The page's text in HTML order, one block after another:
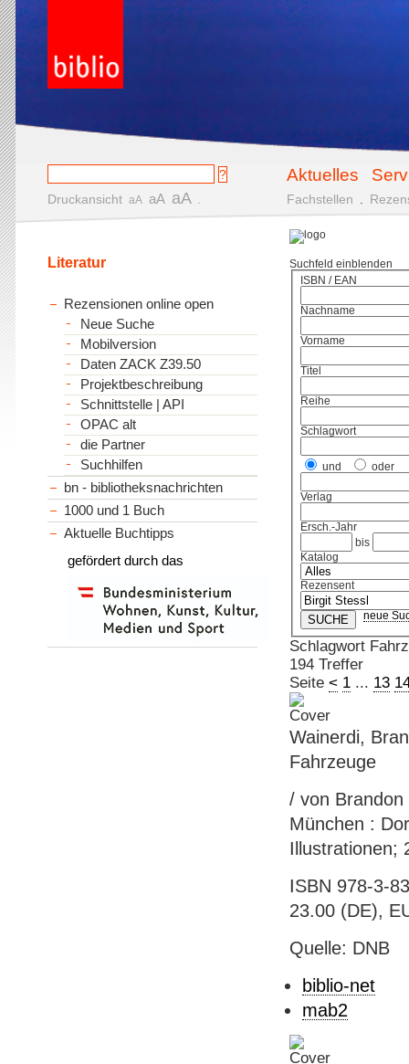
Aktuelles
Druckansicht aA aA aA Fachstellen
Suchfeld einblenden
ISBN / EAN
Nachname
Vorname
Titel
Reihe
Schlagwort
und oder
Verlag
Ersch.-Jahr
bis
Katalog
Rezensent
neue
Schlagwort
194 Treffer
Seite < 1... 13
Wainerdi,
Fahrzeuge
/ von
München :
Illustrationen;
ISBN 978-3-
23.00 (DE),
Quelle: DNB
biblio-net
mab2
Literatur
Rezensionen online open
Neue Suche
Mobilversion
Daten ZACK Z39.50
Projektbeschreibung
Schnittstelle | API
OPAC alt
die Partner
Suchhilfen
bn - bibliotheksnachrichten
1000 und 1 Buch
Aktuelle Buchtipps
gefördert durch das